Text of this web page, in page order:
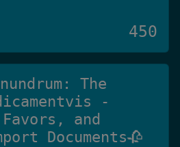
450
The
-
and
Documents🥀